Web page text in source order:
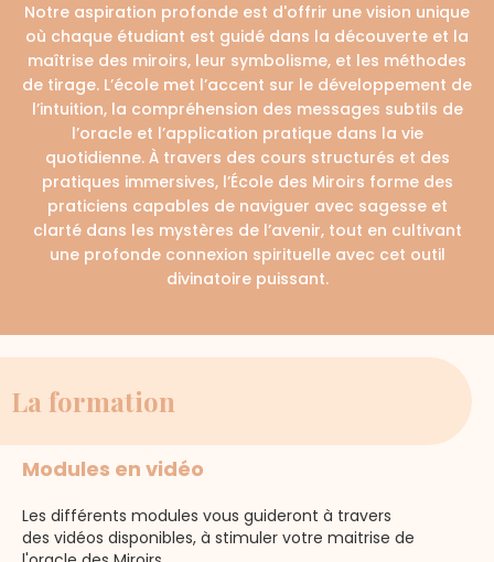
Notre aspiration profonde est d'offrir une vision unique
où chaque étudiant est guidé dans la découverte et la
maîtrise des miroirs, leur symbolisme, et les méthodes
de tirage. L’école met l’accent sur le développement de
l’intuition, la compréhension des messages subtils de
l’oracle et l’application pratique dans la vie
quotidienne. À travers des cours structurés et des
pratiques immersives, l’École des Miroirs forme des
praticiens capables de naviguer avec sagesse et
clarté dans les mystères de l’avenir, tout en cultivant
une profonde connexion spirituelle avec cet outil
divinatoire puissant.
La formation
Modules en vidéo
Les différents modules vous guideront à travers
des vidéos disponibles, à stimuler votre maitrise de